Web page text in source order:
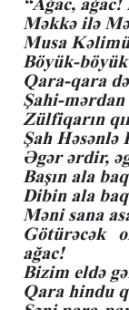
Məkkə ilə
Musa
Böyük-
Qara-qara
Şahi-
Zülfiqarın
Şah Həsənlə
Əgər ərdir,
Başın ala
Dibin ala
Məni sana
Götürəcək
ağac!
Bizim eldə
Qara hindu